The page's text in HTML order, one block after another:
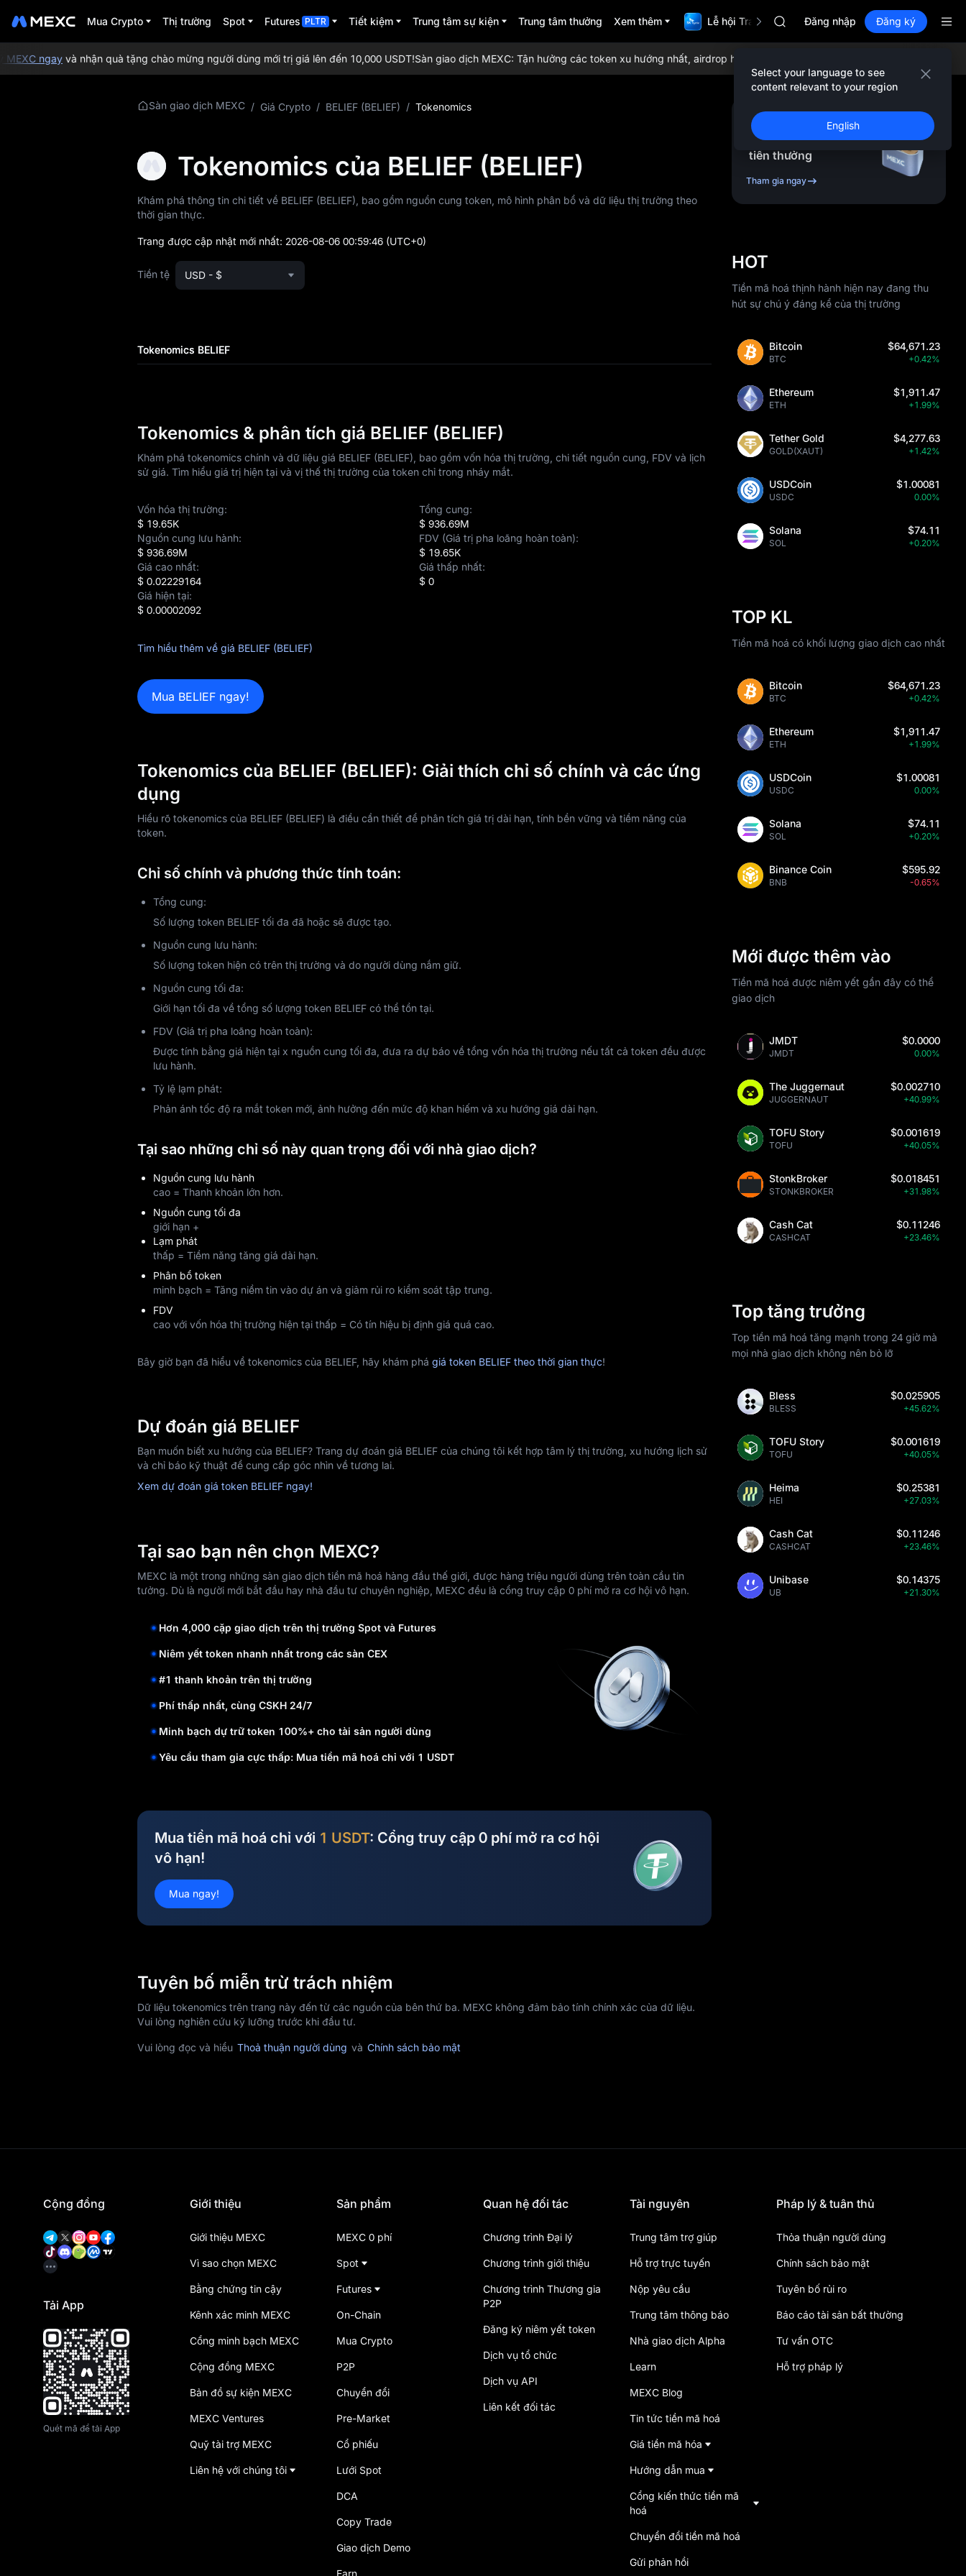
Mua Crypto Thị trường Spot Futures PLTR Tiết kiệm Trung tâm sự kiện Trung tâm thưởng Xem thêm Lễ hội TradFi $1,000,000
LLY
CYS
SHOP
Đăng nhập Đăng ký
Select your language to see
content relevant to your region
English
ngayvà nhận quà tặng chào mừng người dùng mới trị giá lên đến 10,000 USDT!Sàn giao dịch MEXC: Tận hưởng các token xu hướng nhất, airdrop hàng ngày, phí giao dịch thấp nhất toàn cầu và
Sàn giao dịch MEXC / Giá Crypto / BELIEF (BELIEF) / Tokenomics
Tokenomics của BELIEF (BELIEF)
Khám phá thông tin chi tiết về BELIEF (BELIEF), bao gồm nguồn cung token, mô hình phân bổ và dữ liệu thị trường theo
thời gian thực.
Trang được cập nhật mới nhất: 2026-08-06 00:59:46 (UTC+0)
Tiền tệ USD - $
Tokenomics BELIEF
Tokenomics & phân tích giá BELIEF (BELIEF)
Khám phá tokenomics chính và dữ liệu giá BELIEF (BELIEF), bao gồm vốn hóa thị trường, chi tiết nguồn cung, FDV và lịch
sử giá. Tìm hiểu giá trị hiện tại và vị thế thị trường của token chỉ trong nháy mắt.
Vốn hóa thị trường:
$ 19.65K
Tổng cung:
$ 936.69M
Nguồn cung lưu hành:
$ 936.69M
FDV (Giá trị pha loãng hoàn toàn):
$ 19.65K
Giá cao nhất:
$ 0.02229164
Giá thấp nhất:
$ 0
Giá hiện tại:
$ 0.00002092
Tìm hiểu thêm về giá BELIEF (BELIEF)
Mua BELIEF ngay!
Tokenomics của BELIEF (BELIEF): Giải thích chỉ số chính và các ứng
dụng
Hiểu rõ tokenomics của BELIEF (BELIEF) là điều cần thiết để phân tích giá trị dài hạn, tính bền vững và tiềm năng của
token.
Chỉ số chính và phương thức tính toán:
Tổng cung:
Số lượng token BELIEF tối đa đã hoặc sẽ được tạo.
Nguồn cung lưu hành:
Số lượng token hiện có trên thị trường và do người dùng nắm giữ.
Nguồn cung tối đa:
Giới hạn tối đa về tổng số lượng token BELIEF có thể tồn tại.
FDV (Giá trị pha loãng hoàn toàn):
Được tính bằng giá hiện tại x nguồn cung tối đa, đưa ra dự báo về tổng vốn hóa thị trường nếu tất cả token đều được
lưu hành.
Tỷ lệ lạm phát:
Phản ánh tốc độ ra mắt token mới, ảnh hưởng đến mức độ khan hiếm và xu hướng giá dài hạn.
Tại sao những chỉ số này quan trọng đối với nhà giao dịch?
Nguồn cung lưu hành
cao = Thanh khoản lớn hơn.
Nguồn cung tối đa
giới hạn +
Lạm phát
thấp = Tiềm năng tăng giá dài hạn.
Phân bổ token
minh bạch = Tăng niềm tin vào dự án và giảm rủi ro kiểm soát tập trung.
FDV
cao với vốn hóa thị trường hiện tại thấp = Có tín hiệu bị định giá quá cao.
Bây giờ bạn đã hiểu về tokenomics của BELIEF, hãy khám phá giá token BELIEF theo thời gian thực!
Dự đoán giá BELIEF
Bạn muốn biết xu hướng của BELIEF? Trang dự đoán giá BELIEF của chúng tôi kết hợp tâm lý thị trường, xu hướng lịch sử
và chỉ báo kỹ thuật để cung cấp góc nhìn về tương lai.
Xem dự đoán giá token BELIEF ngay!
Tại sao bạn nên chọn MEXC?
MEXC là một trong những sàn giao dịch tiền mã hoá hàng đầu thế giới, được hàng triệu người dùng trên toàn cầu tin
tưởng. Dù là người mới bắt đầu hay nhà đầu tư chuyên nghiệp, MEXC đều là cổng truy cập 0 phí mở ra cơ hội vô hạn.
Hơn 4,000 cặp giao dịch trên thị trường Spot và Futures
Niêm yết token nhanh nhất trong các sàn CEX
#1 thanh khoản trên thị trường
Phí thấp nhất, cùng CSKH 24/7
Minh bạch dự trữ token 100%+ cho tài sản người dùng
Yêu cầu tham gia cực thấp: Mua tiền mã hoá chỉ với 1 USDT
Mua tiền mã hoá chỉ với 1 USDT: Cổng truy cập 0 phí mở ra cơ hội
vô hạn!
Mua ngay!
Tuyên bố miễn trừ trách nhiệm
Dữ liệu tokenomics trên trang này đến từ các nguồn của bên thứ ba. MEXC không đảm bảo tính chính xác của dữ liệu.
Vui lòng nghiên cứu kỹ lưỡng trước khi đầu tư.
Vui lòng đọc và hiểu Thoả thuận người dùng và Chính sách bảo mật
Đăng ký & nhận lên
đến 10,000USDT
tiền thưởng
Tham gia ngay
HOT
Tiền mã hoá thịnh hành hiện nay đang thu
hút sự chú ý đáng kể của thị trường
Bitcoin
BTC
$64,671.23
+0.42%
Ethereum
ETH
$1,911.47
+1.99%
Tether Gold
GOLD(XAUT)
$4,277.63
+1.42%
USDCoin
USDC
$1.00081
0.00%
Solana
SOL
$74.11
+0.20%
TOP KL
Tiền mã hoá có khối lượng giao dịch cao nhất
Bitcoin
BTC
$64,671.23
+0.42%
Ethereum
ETH
$1,911.47
+1.99%
USDCoin
USDC
$1.00081
0.00%
Solana
SOL
$74.11
+0.20%
Binance Coin
BNB
$595.92
-0.65%
Mới được thêm vào
Tiền mã hoá được niêm yết gần đây có thể
giao dịch
JMDT
JMDT
$0.0000
0.00%
The Juggernaut
JUGGERNAUT
$0.002710
+40.99%
TOFU Story
TOFU
$0.001619
+40.05%
StonkBroker
STONKBROKER
$0.018451
+31.98%
Cash Cat
CASHCAT
$0.11246
+23.46%
Top tăng trưởng
Top tiền mã hoá tăng mạnh trong 24 giờ mà
mọi nhà giao dịch không nên bỏ lỡ
Bless
BLESS
$0.025905
+45.62%
TOFU Story
TOFU
$0.001619
+40.05%
Heima
HEI
$0.25381
+27.03%
Cash Cat
CASHCAT
$0.11246
+23.46%
Unibase
UB
$0.14375
+21.30%
Cộng đồng
Tải App
Quét mã để tải App
Giới thiệu
Giới thiệu MEXC
Vì sao chọn MEXC
Bằng chứng tin cậy
Kênh xác minh MEXC
Cổng minh bạch MEXC
Cộng đồng MEXC
Bản đồ sự kiện MEXC
MEXC Ventures
Quỹ tài trợ MEXC
Liên hệ với chúng tôi
Sản phẩm
MEXC 0 phí
Spot
Futures
On-Chain
Mua Crypto
P2P
Chuyển đổi
Pre-Market
Cổ phiếu
Lưới Spot
DCA
Copy Trade
Giao dịch Demo
Earn
Quan hệ đối tác
Chương trình Đại lý
Chương trình giới thiệu
Chương trình Thương gia
P2P
Đăng ký niêm yết token
Dịch vụ tổ chức
Dịch vụ API
Liên kết đối tác
Tài nguyên
Trung tâm trợ giúp
Hỗ trợ trực tuyến
Nộp yêu cầu
Trung tâm thông báo
Nhà giao dịch Alpha
Learn
MEXC Blog
Tin tức tiền mã hoá
Giá tiền mã hóa
Hướng dẫn mua
Cổng kiến thức tiền mã
hoá
Chuyển đổi tiền mã hoá
Gửi phản hồi
Pháp lý & tuân thủ
Thỏa thuận người dùng
Chính sách bảo mật
Tuyên bố rủi ro
Báo cáo tài sản bất thường
Tư vấn OTC
Hỗ trợ pháp lý